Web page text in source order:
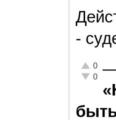
-
Отлично!
0
0